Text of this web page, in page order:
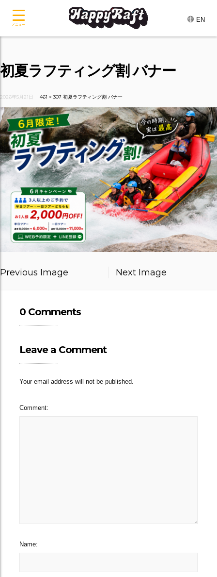
EN
初夏ラフティング割 バナー
2026年5月21日 461 × 307 初夏ラフティング割 バナー
Previous Image Next Image
0 Comments
Leave a Comment
Your email address will not be published.
Comment:
Name:
メニュー